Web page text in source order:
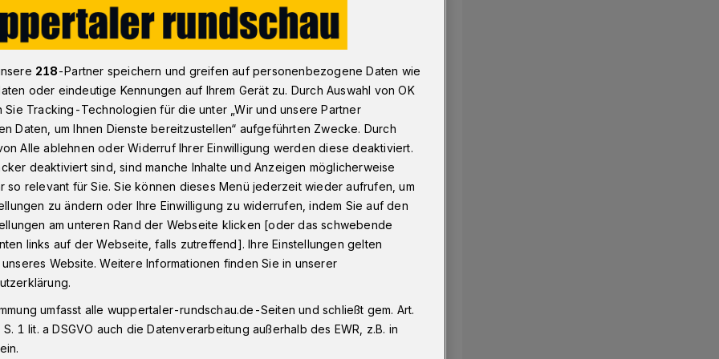
nach "Team Wallraff"-Vorwürfen
RTL-Magazin "Team Wallraff" schwere
Caterer "Vitesca". Obwohl weitere
sprangen viele Kunden ab.
218-Partner speichern und greifen auf personenbezogene Daten wie
oder eindeutige Kennungen auf Ihrem Gerät zu. Durch Auswahl von OK
Sie Tracking-Technologien für die unter „Wir und unsere Partner
Daten, um Ihnen Dienste bereitzustellen“ aufgeführten Zwecke. Durch
Alle ablehnen oder Widerruf Ihrer Einwilligung werden diese deaktiviert.
deaktiviert sind, sind manche Inhalte und Anzeigen möglicherweise
so relevant für Sie. Sie können dieses Menü jederzeit wieder aufrufen, um
zu ändern oder Ihre Einwilligung zu widerrufen, indem Sie auf den
am unteren Rand der Webseite klicken [oder das schwebende
links auf der Webseite, falls zutreffend]. Ihre Einstellungen gelten
Website. Weitere Informationen finden Sie in unserer
umfasst alle wuppertaler-rundschau.de-Seiten und schließt gem. Art.
1 lit. a DSGVO auch die Datenverarbeitung außerhalb des EWR, z.B. in